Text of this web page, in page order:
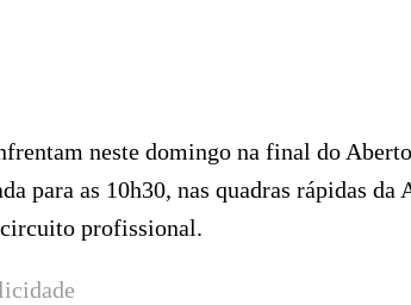
neste domingo na final do
para as 10h30, nas quadras rápidas da
circuito profissional.